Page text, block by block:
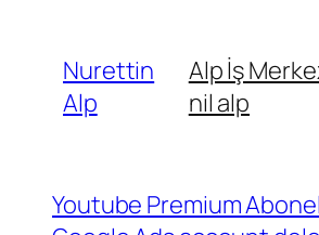
Nurettin
Alp
Alp İş
nil alp
Youtube Premium